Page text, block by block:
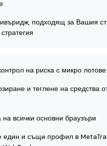
подходящ за Вашия
на риска с микро лотове
и теглене на средства
всички основни браузъри
един и същи профил в